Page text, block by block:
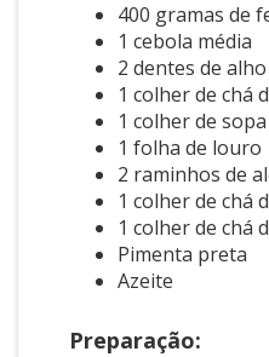
400 gramas de
1 cebola média
2 dentes de alho
1 colher de chá
1 colher de
1 folha de louro
2 raminhos de
1 colher de chá
1 colher de chá
Pimenta preta
Azeite
Preparação: